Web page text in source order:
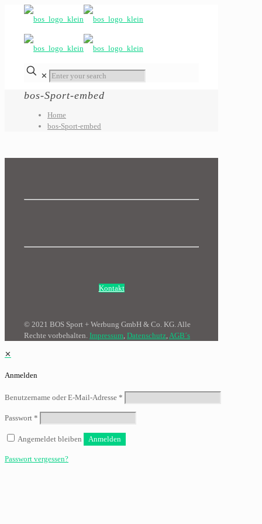
✕
bos-Sport-embed
Home
bos-Sport-embed
Kontakt
© 2021 BOS Sport + Werbung GmbH & Co. KG. Alle
Rechte vorbehalten. Impressum, Datenschutz,AGB´s
✕
Anmelden
Benutzername oder E-Mail-Adresse *
Passwort *
Angemeldet bleiben Anmelden
Passwort vergessen?